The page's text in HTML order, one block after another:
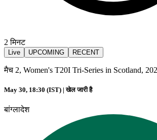
2 मिनट
Live UPCOMING RECENT
मैच 2, Women's T20I Tri-Series in Scotland,
May 30, 18:30 (IST) |खेल जारी है
बांग्लादेश